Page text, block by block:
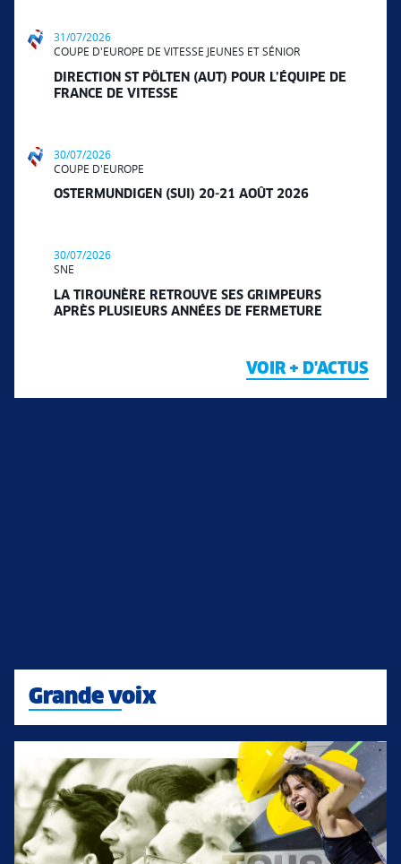
31/07/2026
COUPE D'EUROPE DE VITESSE JEUNES ET SÉNIOR
DIRECTION ST PÖLTEN (AUT) POUR L’ÉQUIPE DE
FRANCE DE VITESSE
30/07/2026
COUPE D'EUROPE
OSTERMUNDIGEN (SUI) 20-21 AOÛT 2026
30/07/2026
SNE
LA TIROUNÈRE RETROUVE SES GRIMPEURS
APRÈS PLUSIEURS ANNÉES DE FERMETURE
VOIR + D'ACTUS
Grande voix